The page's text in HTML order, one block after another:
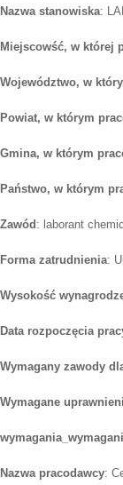
Nazwa stanowiska:
Miejscowść, w której
Województwo, w
Powiat, w którym
Gmina, w którym
Państwo, w którym
Zawód: laborant
Forma zatrudnienia:
Wysokość
Data rozpoczęcia
Wymagany zawody
Wymagane
Nazwa pracodawcy: